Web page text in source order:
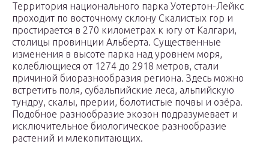
Территория национального парка Уотертон-Лейкс
проходит по восточному склону Скалистых гор и
простирается в 270 километрах к югу от Калгари,
столицы провинции Альберта. Существенные
изменения в высоте парка над уровнем моря,
колеблющиеся от 1274 до 2918 метров, стали
причиной биоразнообразия региона. Здесь можно
встретить поля, субальпийские леса, альпийскую
тундру, скалы, прерии, болотистые почвы и озёра.
Подобное разнообразие экозон подразумевает и
исключительное биологическое разнообразие
растений и млекопитающих.